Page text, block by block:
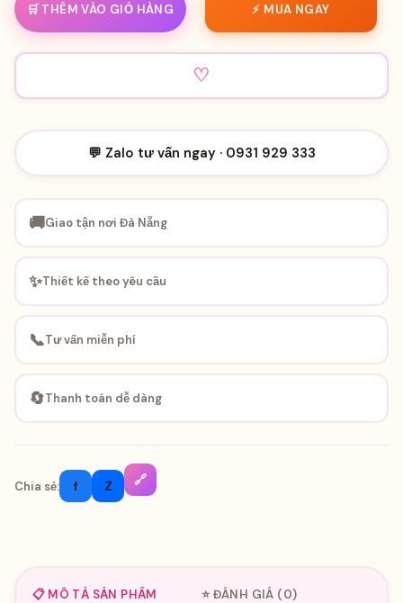
🛒 THÊM VÀO GIỎ HÀNG ⚡ MUA NGAY
♡
💬 Zalo tư vấn ngay · 0931 929 333
🚚Giao tận nơi Đà Nẵng
✨Thiết kế theo yêu cầu
📞Tư vấn miễn phí
🔄Thanh toán dễ dàng
Chia sẻ: f Z 🔗
📋 MÔ TẢ SẢN PHẨM ⭐ ĐÁNH GIÁ (0)